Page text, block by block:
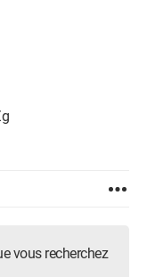
vous recherchez